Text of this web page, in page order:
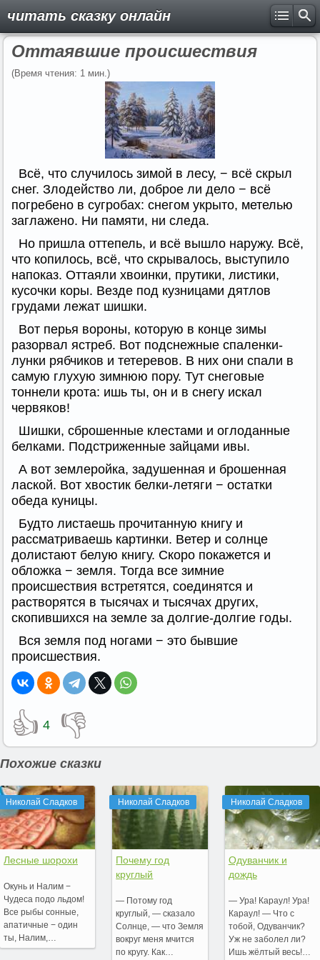
читать сказку онлайн
Оттаявшие происшествия
(Время чтения: 1 мин.)
Всё, что случилось зимой в лесу, − всё скрыл
снег. Злодейство ли, доброе ли дело − всё
погребено в сугробах: снегом укрыто, метелью
заглажено. Ни памяти, ни следа.
Но пришла оттепель, и всё вышло наружу. Всё,
что копилось, всё, что скрывалось, выступило
напоказ. Оттаяли хвоинки, прутики, листики,
кусочки коры. Везде под кузницами дятлов
грудами лежат шишки.
Вот перья вороны, которую в конце зимы
разорвал ястреб. Вот подснежные спаленки-
лунки рябчиков и тетеревов. В них они спали в
самую глухую зимнюю пору. Тут снеговые
тоннели крота: ишь ты, он и в снегу искал
червяков!
Шишки, сброшенные клестами и оглоданные
белками. Подстриженные зайцами ивы.
А вот землеройка, задушенная и брошенная
лаской. Вот хвостик белки-летяги − остатки
обеда куницы.
Будто листаешь прочитанную книгу и
рассматриваешь картинки. Ветер и солнце
долистают белую книгу. Скоро покажется и
обложка − земля. Тогда все зимние
происшествия встретятся, соединятся и
растворятся в тысячах и тысячах других,
скопившихся на земле за долгие-долгие годы.
Вся земля под ногами − это бывшие
происшествия.
👍 4 👎
Похожие сказки
Николай Сладков
Лесные шорохи
Окунь и Налим −
Чудеса подо льдом!
Все рыбы сонные,
апатичные − один
ты, Налим,…
Николай Сладков
Почему год
круглый
— Потому год
круглый, — сказало
Солнце, — что Земля
вокруг меня мчится
по кругу. Как…
Николай Сладков
Одуванчик и
дождь
— Ура! Караул! Ура!
Караул! — Что с
тобой, Одуванчик?
Уж не заболел ли?
Ишь жёлтый весь!…